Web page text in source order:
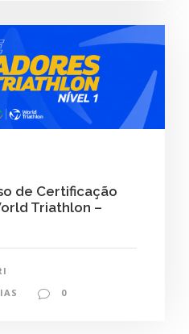
de Certificação
Triathlon –
0